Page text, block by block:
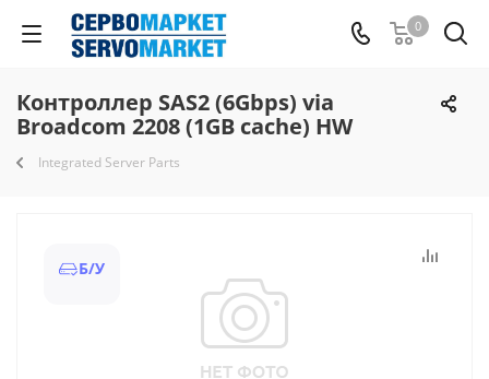
0
Контроллер SAS2 (6Gbps) via
Broadcom 2208 (1GB cache) HW
Integrated Server Parts
Б/У